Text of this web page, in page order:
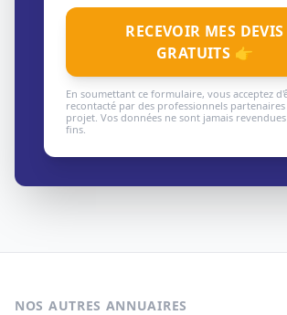
RECEVOIR MES DEVIS
GRATUITS 👉
En soumettant ce formulaire, vous acceptez
recontacté par des professionnels
projet. Vos données ne sont jamais
fins.
NOS AUTRES ANNUAIRES